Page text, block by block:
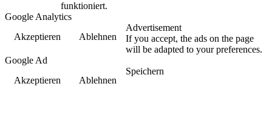
funktioniert.
Google Analytics
Akzeptieren
Ablehnen
Advertisement
If you accept, the ads on the page
will be adapted to your preferences.
Google Ad
Akzeptieren
Ablehnen
Speichern